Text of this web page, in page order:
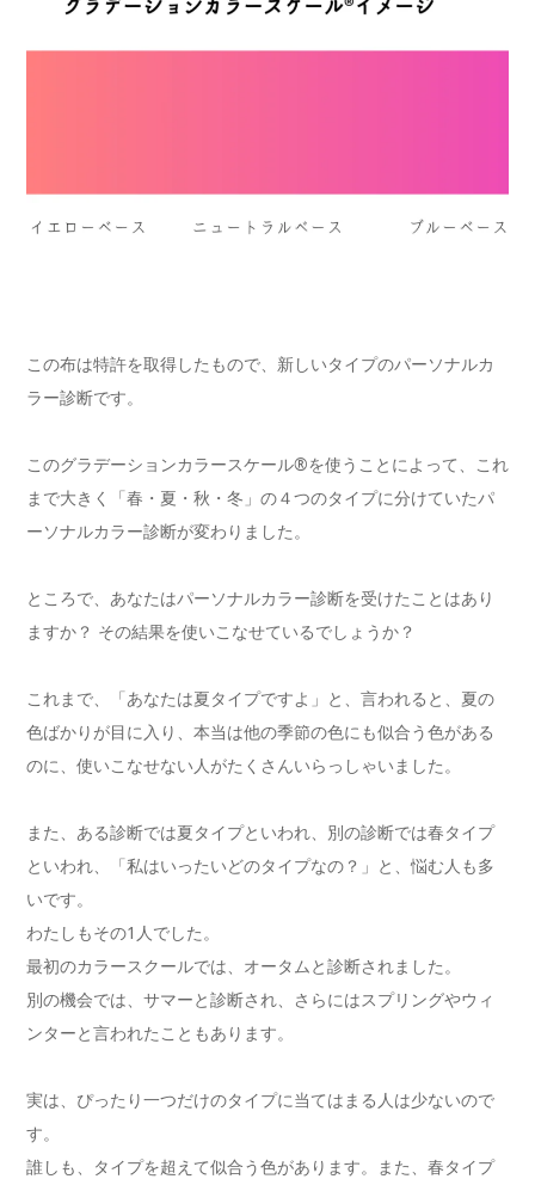
この布は特許を取得したもので、新しいタイプのパーソナルカ
ラー診断です。
このグラデーションカラースケール®を使うことによって、これ
まで大きく「春・夏・秋・冬」の４つのタイプに分けていたパ
ーソナルカラー診断が変わりました。
ところで、あなたはパーソナルカラー診断を受けたことはあり
ますか？ その結果を使いこなせているでしょうか？
これまで、「あなたは夏タイプですよ」と、言われると、夏の
色ばかりが目に入り、本当は他の季節の色にも似合う色がある
のに、使いこなせない人がたくさんいらっしゃいました。
また、ある診断では夏タイプといわれ、別の診断では春タイプ
といわれ、「私はいったいどのタイプなの？」と、悩む人も多
いです。
わたしもその1人でした。
最初のカラースクールでは、オータムと診断されました。
別の機会では、サマーと診断され、さらにはスプリングやウィ
ンターと言われたこともあります。
実は、ぴったり一つだけのタイプに当てはまる人は少ないので
す。
誰しも、タイプを超えて似合う色があります。また、春タイプ